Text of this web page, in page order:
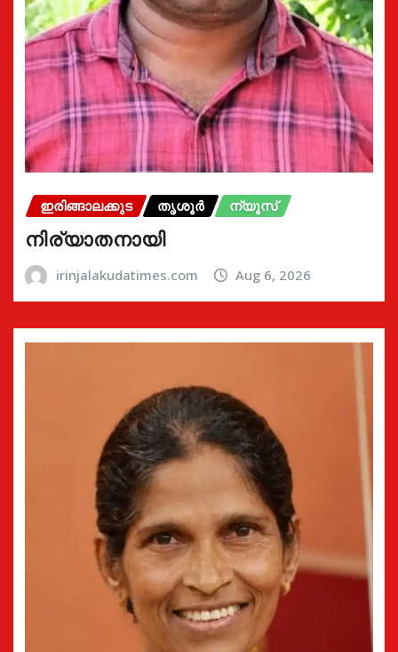
ഇരിങ്ങാലക്കുട തൃശൂർ ന്യൂസ്
നിര്യാതനായി
irinjalakudatimes.com Aug 6, 2026